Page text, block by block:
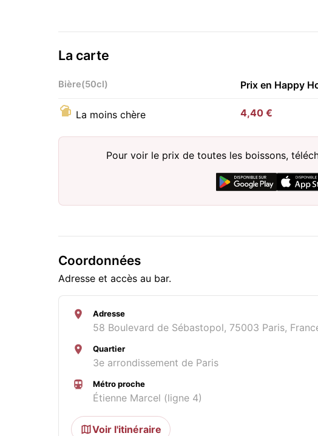
La carte
Bière(50cl) Prix en Happy
La moins chère 4,40 €
Pour voir le prix de toutes les boissons,
Coordonnées
Adresse et accès au bar.
Adresse
58 Boulevard de Sébastopol, 75003 Paris,
Quartier
3e arrondissement de Paris
Métro proche
Étienne Marcel (ligne 4)
Voir l'itinéraire